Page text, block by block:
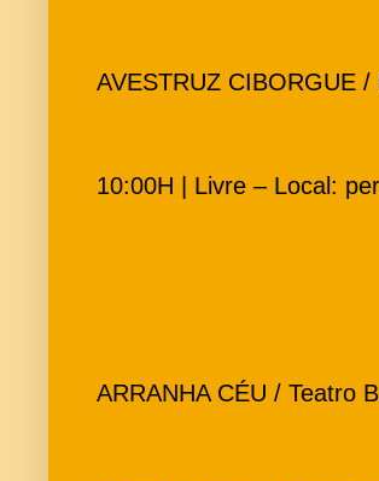
AVESTRUZ CIBORGUE
10:00H | Livre – Local:
ARRANHA CÉU / Teatro